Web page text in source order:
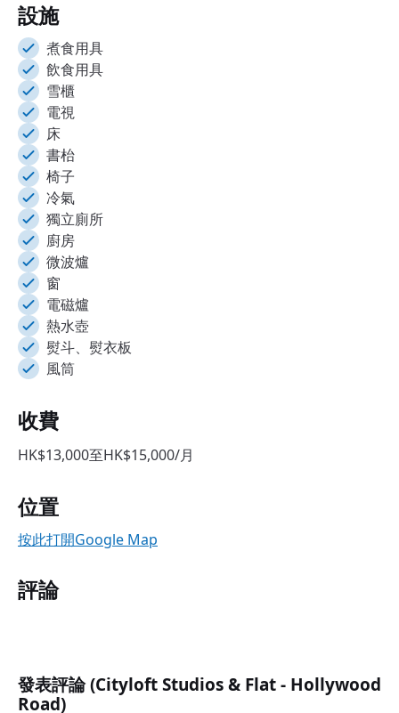
設施
煮食用具
飲食用具
雪櫃
電視
床
書枱
椅子
冷氣
獨立廁所
廚房
微波爐
窗
電磁爐
熱水壺
熨斗、熨衣板
風筒
收費
HK$13,000至HK$15,000/月
位置
按此打開Google Map
評論
發表評論 (Cityloft Studios & Flat - Hollywood
Road)